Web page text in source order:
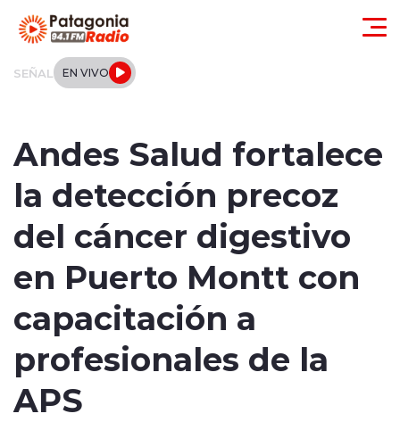
SEÑAL EN VIVO
Internacional
Deportes
Entrevistas
Andes Salud fortalece
la detección precoz
del cáncer digestivo
en Puerto Montt con
capacitación a
profesionales de la
APS